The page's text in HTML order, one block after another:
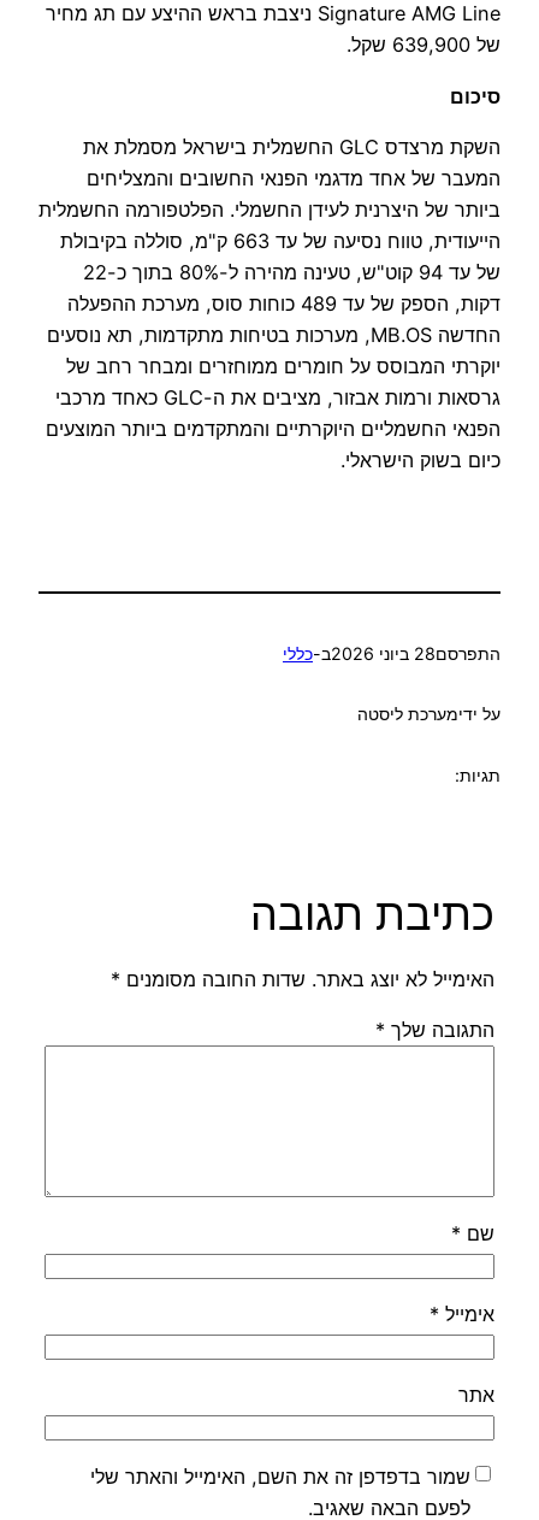
Signature AMG Line ניצבת בראש ההיצע עם תג מחיר
של 639,900 שקל.
סיכום
השקת מרצדס GLC החשמלית בישראל מסמלת את
המעבר של אחד מדגמי הפנאי החשובים והמצליחים
ביותר של היצרנית לעידן החשמלי. הפלטפורמה החשמלית
הייעודית, טווח נסיעה של עד 663 ק"מ, סוללה בקיבולת
של עד 94 קוט"ש, טעינה מהירה ל-80% בתוך כ-22
דקות, הספק של עד 489 כוחות סוס, מערכת ההפעלה
החדשה MB.OS, מערכות בטיחות מתקדמות, תא נוסעים
יוקרתי המבוסס על חומרים ממוחזרים ומבחר רחב של
גרסאות ורמות אבזור, מציבים את ה-GLC כאחד מרכבי
הפנאי החשמליים היוקרתיים והמתקדמים ביותר המוצעים
כיום בשוק הישראלי.
התפרסם28 ביוני 2026 ב-כללי
על ידימערכת ליסטה
תגיות:
כתיבת תגובה
האימייל לא יוצג באתר. שדות החובה מסומנים *
התגובה שלך *
שם *
אימייל *
אתר
שמור בדפדפן זה את השם, האימייל והאתר שלי
לפעם הבאה שאגיב.